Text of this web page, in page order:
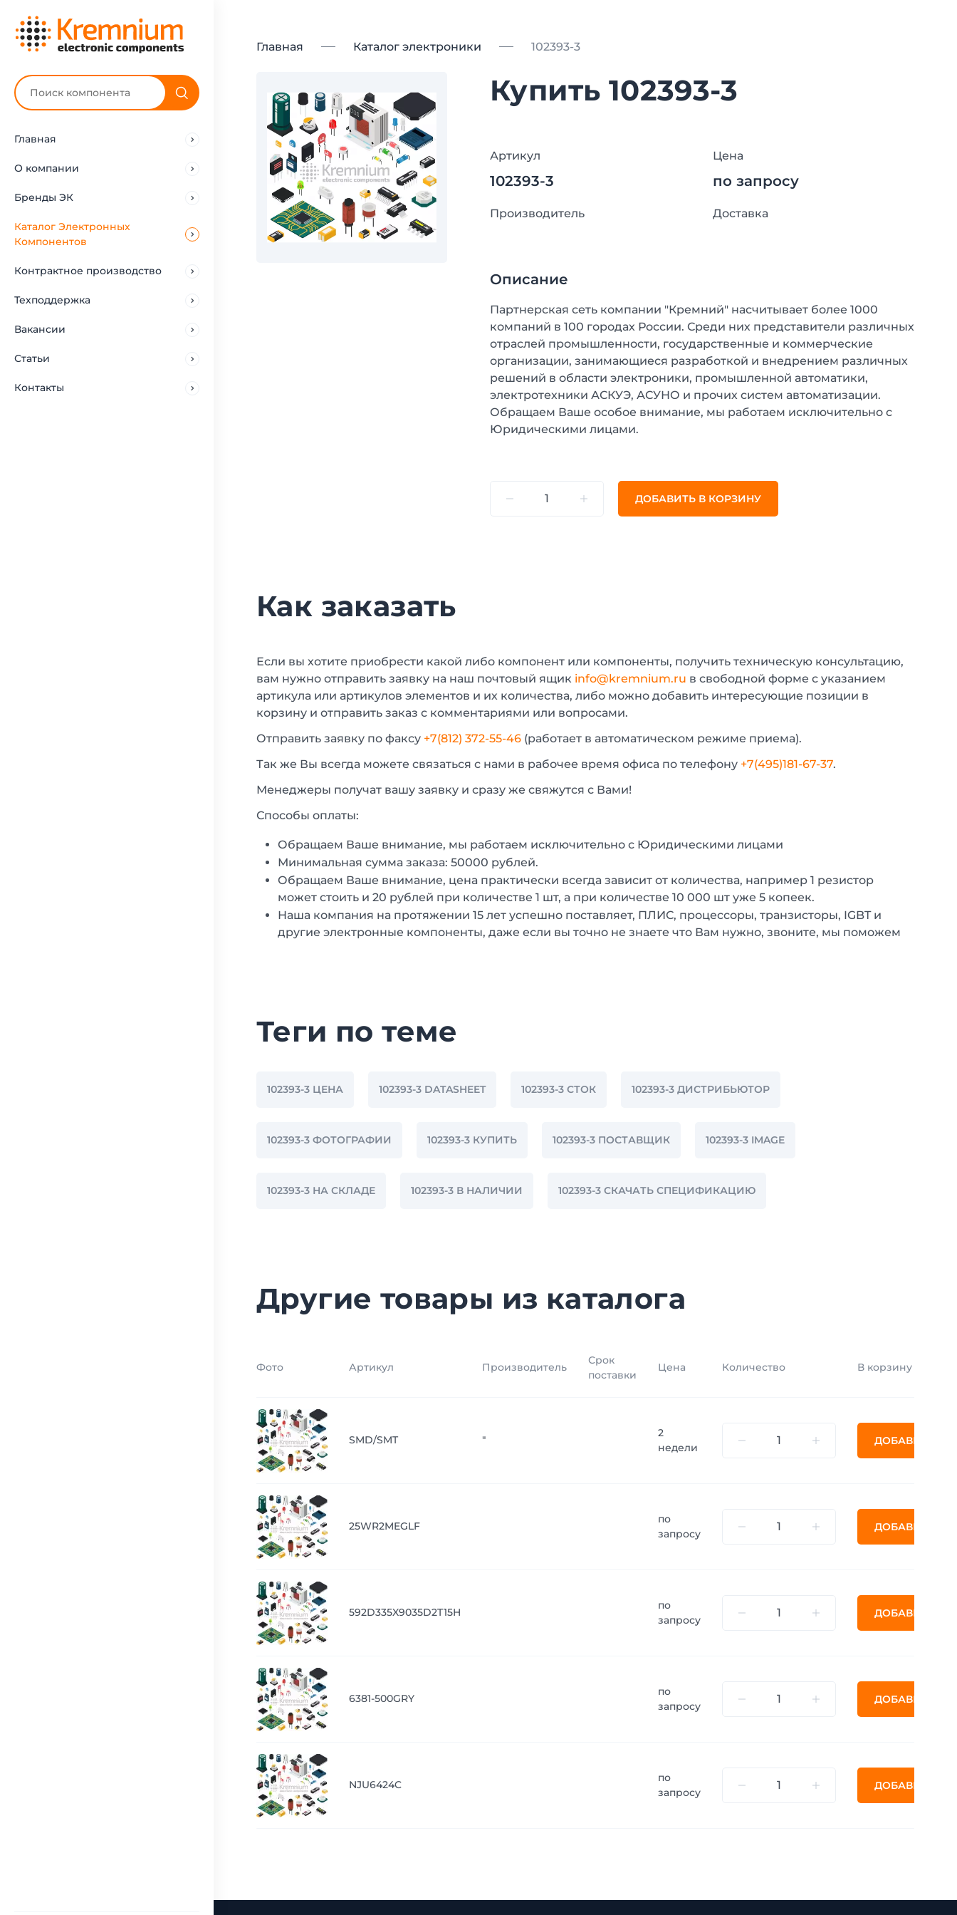
Главная
О компании
Бренды ЭК
Каталог Электронных
Компонентов
Контрактное производство
Техподдержка
Вакансии
Статьи
Контакты
Главная Каталог электроники 102393-3
Купить 102393-3
Артикул
102393-3
Цена
по запросу
Производитель Доставка
Описание
Партнерская сеть компании "Кремний" насчитывает более 1000
компаний в 100 городах России. Среди них представители различных
отраслей промышленности, государственные и коммерческие
организации, занимающиеся разработкой и внедрением различных
решений в области электроники, промышленной автоматики,
электротехники АСКУЭ, АСУНО и прочих систем автоматизации.
Обращаем Ваше особое внимание, мы работаем исключительно с
Юридическими лицами.
ДОБАВИТЬ В КОРЗИНУ
Как заказать
Если вы хотите приобрести какой либо компонент или компоненты, получить техническую консультацию,
вам нужно отправить заявку на наш почтовый ящик info@kremnium.ru в свободной форме с указанием
артикула или артикулов элементов и их количества, либо можно добавить интересующие позиции в
корзину и отправить заказ с комментариями или вопросами.
Отправить заявку по факсу +7(812) 372-55-46 (работает в автоматическом режиме приема).
Так же Вы всегда можете связаться с нами в рабочее время офиса по телефону +7(495)181-67-37.
Менеджеры получат вашу заявку и сразу же свяжутся с Вами!
Способы оплаты:
Обращаем Ваше внимание, мы работаем исключительно с Юридическими лицами
Минимальная сумма заказа: 50000 рублей.
Обращаем Ваше внимание, цена практически всегда зависит от количества, например 1 резистор
может стоить и 20 рублей при количестве 1 шт, а при количестве 10 000 шт уже 5 копеек.
Наша компания на протяжении 15 лет успешно поставляет, ПЛИС, процессоры, транзисторы, IGBT и
другие электронные компоненты, даже если вы точно не знаете что Вам нужно, звоните, мы поможем
Теги по теме
102393-3 ЦЕНА 102393-3 DATASHEET 102393-3 СТОК 102393-3 ДИСТРИБЬЮТОР
102393-3 ФОТОГРАФИИ 102393-3 КУПИТЬ 102393-3 ПОСТАВЩИК 102393-3 IMAGE
102393-3 НА СКЛАДЕ 102393-3 В НАЛИЧИИ 102393-3 СКАЧАТЬ СПЕЦИФИКАЦИЮ
Другие товары из каталога
Фото Артикул Производитель
Срок
поставки
Цена Количество В корзину
SMD/SMT "
2
недели
ДОБАВИТЬ
25WR2MEGLF
по
запросу
ДОБАВИТЬ
592D335X9035D2T15H
по
запросу
ДОБАВИТЬ
6381-500GRY
по
запросу
ДОБАВИТЬ
NJU6424C
по
запросу
ДОБАВИТЬ